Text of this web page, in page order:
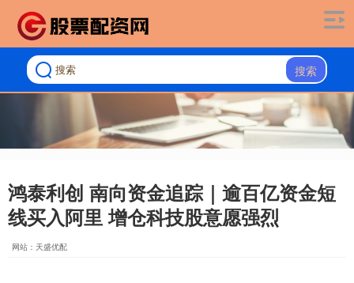
搜索
鸿泰利创 南向资金追踪｜逾百亿资金短
线买入阿里 增仓科技股意愿强烈
网站：天盛优配